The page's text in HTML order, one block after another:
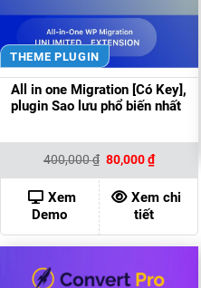
THEME PLUGIN
All in one Migration [Có Key],
plugin Sao lưu phổ biến nhất
400,000₫ Giá
gốc
là:
400,000 ₫.
80,000₫Giá
hiện
tại
là:
80,000 ₫.
Xem
Demo
Xem chi
tiết